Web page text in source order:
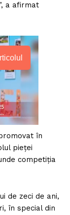
a afirmat
în
pieței
competiția
de zeci de ani,
în special din